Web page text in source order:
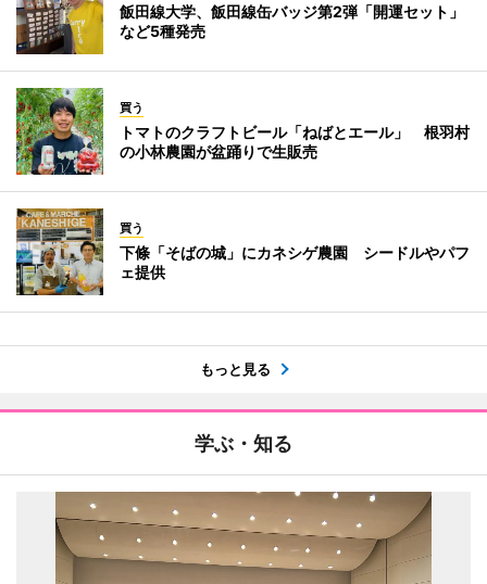
飯田線大学、飯田線缶バッジ第2弾「開運セット」
など5種発売
買う
トマトのクラフトビール「ねばとエール」 根羽村
の小林農園が盆踊りで生販売
買う
下條「そばの城」にカネシゲ農園 シードルやパフ
ェ提供
もっと見る
学ぶ・知る